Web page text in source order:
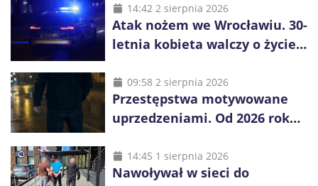
14:42 2 sierpnia 2026
Atak nożem we Wrocławiu. 30-
letnia kobieta walczy o życie,
obywatela Ukrainy
09:58 2 sierpnia 2026
Przestępstwa motywowane
uprzedzeniami. Od 2026 roku
liczenia danych
14:45 1 sierpnia 2026
Nawoływał w sieci do